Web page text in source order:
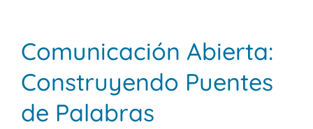
Comunicación Abierta:
Construyendo Puentes
de Palabras